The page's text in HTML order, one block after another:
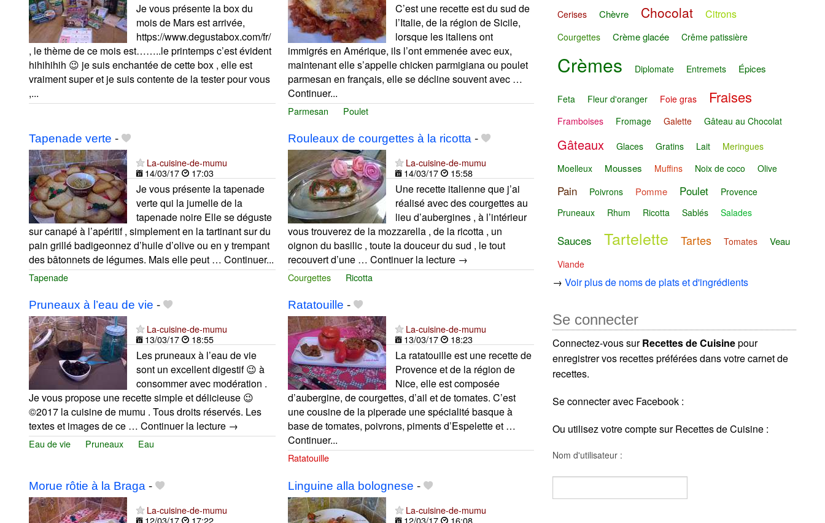
Je vous présente la box du
mois de Mars est arrivée,
https://www.degustabox.com/fr/
, le thème de ce mois est……..le printemps c’est évident
hihihihih 😉 je suis enchantée de cette box , elle est
vraiment super et je suis contente de la tester pour vous
,...
C’est une recette est du sud de
l’Italie, de la région de Sicile,
lorsque les italiens ont
immigrés en Amérique, ils l’ont emmenée avec eux,
maintenant elle s’appelle chicken parmigiana ou poulet
parmesan en français, elle se décline souvent avec …
Continuer...
Parmesan Poulet
Tapenade verte -
La-cuisine-de-mumu
14/03/17
17:03
Je vous présente la tapenade
verte qui la jumelle de la
tapenade noire Elle se déguste
sur canapé à l’apéritif , simplement en la tartinant sur du
pain grillé badigeonnez d’huile d’olive ou en y trempant
des bâtonnets de légumes. Mais elle peut … Continuer...
Tapenade
Rouleaux de courgettes à la ricotta -
La-cuisine-de-mumu
14/03/17
15:58
Une recette italienne que j’ai
réalisé avec des courgettes au
lieu d’aubergines , à l’intérieur
vous trouverez de la mozzarella , de la ricotta , un
oignon du basilic , toute la douceur du sud , le tout
recouvert d’une … Continuer la lecture →
Courgettes Ricotta
Pruneaux à l’eau de vie -
La-cuisine-de-mumu
13/03/17
18:55
Les pruneaux à l’eau de vie
sont un excellent digestif 😉 à
consommer avec modération .
Je vous propose une recette simple et délicieuse 😉
©2017 la cuisine de mumu . Tous droits réservés. Les
textes et images de ce … Continuer la lecture →
Eau de vie Pruneaux Eau
Ratatouille -
La-cuisine-de-mumu
13/03/17
18:23
La ratatouille est une recette de
Provence et de la région de
Nice, elle est composée
d’aubergine, de courgettes, d’ail et de tomates. C’est
une cousine de la piperade une spécialité basque à
base de tomates, poivrons, piments d’Espelette et …
Continuer...
Ratatouille
Morue rôtie à la Braga -
La-cuisine-de-mumu
12/03/17
17:22
Linguine alla bolognese -
La-cuisine-de-mumu
12/03/17
16:08
Cerises Chèvre Chocolat Citrons
Courgettes Crème glacée Crême patissière
Crèmes Diplomate Entremets Épices
Feta Fleur d'oranger Foie gras Fraises
Framboises Fromage Galette Gâteau au Chocolat
Gâteaux Glaces Gratins Lait
Meringues
Moelleux
Mousses Muffins Noix de coco Olive
Pain Poivrons Pomme Poulet
Provence
Pruneaux
Rhum Ricotta Sablés Salades
Sauces Tartelette Tartes Tomates Veau
Viande
→Voir plus de noms de plats et d'ingrédients
Se connecter
Connectez-vous surRecettes de Cuisinepour
enregistrer vos recettes préférées dans votre carnet de
recettes.
Se connecter avec Facebook :
Ou utilisez votre compte sur Recettes de Cuisine :
Nom d'utilisateur :